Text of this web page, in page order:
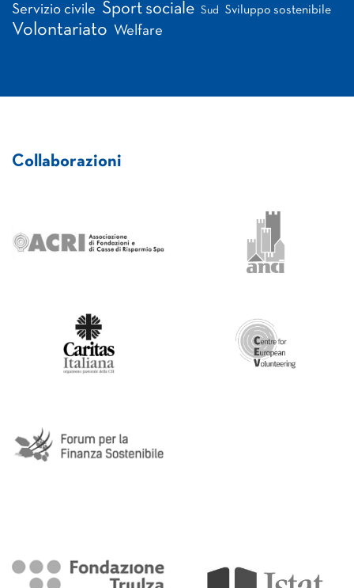
Servizio civile Sport sociale Sud Sviluppo sostenibile
Volontariato Welfare
Collaborazioni